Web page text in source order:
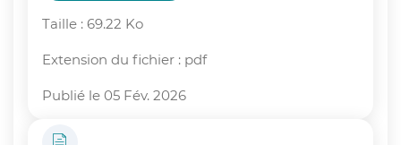
Taille : 69.22 Ko
Extension du fichier : pdf
Publié le 05 Fév. 2026